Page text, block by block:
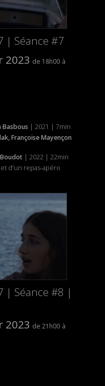
| Séance #7
2023
18h00
Basbous | 2021 | 7min
Françoise Mayençon
| 2022 | 22min
d'un repas-apéro
| Séance #8 |
2023
21h00